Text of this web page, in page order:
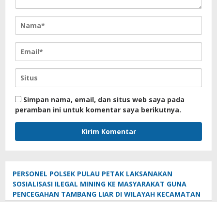
Simpan nama, email, dan situs web saya pada
peramban ini untuk komentar saya berikutnya.
PERSONEL POLSEK PULAU PETAK LAKSANAKAN
SOSIALISASI ILEGAL MINING KE MASYARAKAT GUNA
PENCEGAHAN TAMBANG LIAR DI WILAYAH KECAMATAN